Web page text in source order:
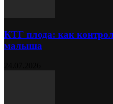
КТГ плода: как
малыша